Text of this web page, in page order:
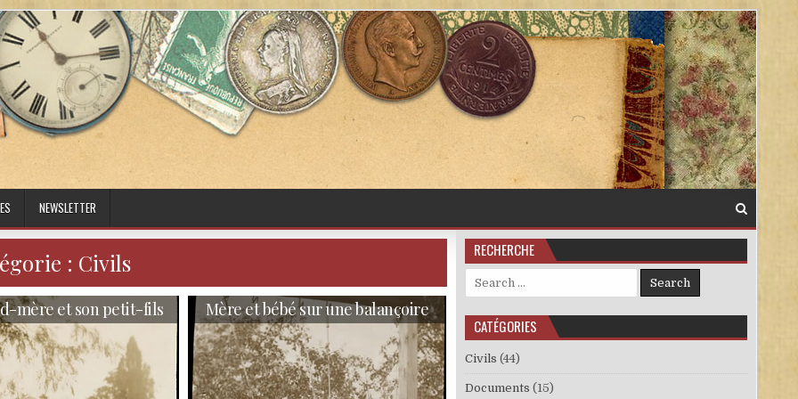
NEWSLETTER
: Civils
mère et son petit-fils Mère et bébé sur une balançoire
RECHERCHE
Search for:
CATÉGORIES
Civils (44)
Documents (15)